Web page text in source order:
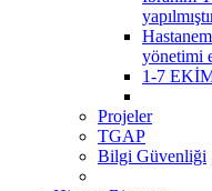
yönetimi
1-7
Projeler
TGAP
Bilgi Güvenliği